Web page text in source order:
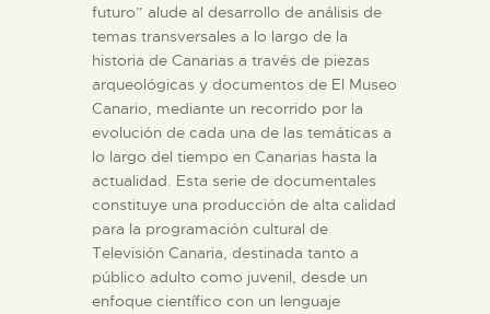
futuro” alude al desarrollo de análisis de
temas transversales a lo largo de la
historia de Canarias a través de piezas
arqueológicas y documentos de El Museo
Canario, mediante un recorrido por la
evolución de cada una de las temáticas a
lo largo del tiempo en Canarias hasta la
actualidad. Esta serie de documentales
constituye una producción de alta calidad
para la programación cultural de
Televisión Canaria, destinada tanto a
público adulto como juvenil, desde un
enfoque científico con un lenguaje